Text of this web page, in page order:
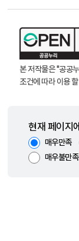
본 저작물은 "공공
조건에 따라 이용
현재 페이지
매우만족
매우불만족